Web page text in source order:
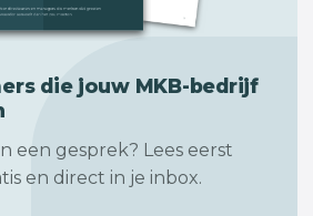
die jouw MKB-bedrijf
een gesprek? Lees eerst
en direct in je inbox.